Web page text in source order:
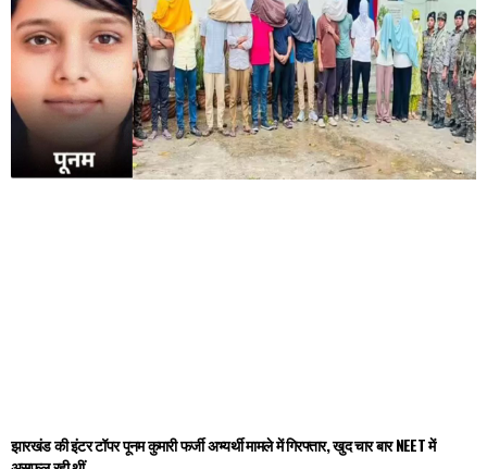
झारखंड की इंटर टॉपर पूनम कुमारी फर्जी अभ्यर्थी मामले में गिरफ्तार, खुद चार बार NEET में